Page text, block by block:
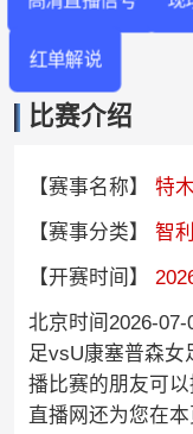
红单解说
比赛介绍
【赛事名称】
特
【赛事分类】
智
【开赛时间】
北京时间2026-
足vsU康塞普森女
播比赛的朋友可
直播网还为您在